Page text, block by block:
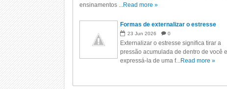
ensinamentos ...Read more »
Formas de externalizar o estresse
23 Jun 2026 0
Externalizar o estresse significa tirar a
pressão acumulada de dentro de você e
expressá-la de uma f...Read more »